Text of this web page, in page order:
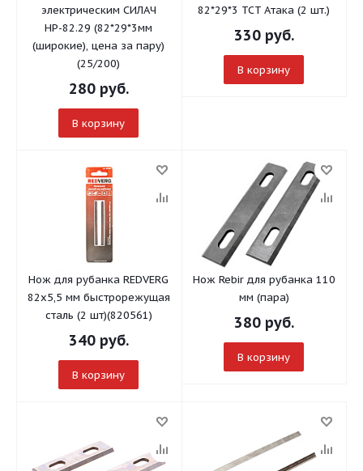
электрическим СИЛАЧ
НР-82.29 (82*29*3мм
(широкие), цена за пару)
(25/200)
280руб.
В корзину
82*29*3 TCT Атака (2 шт.)
330руб.
В корзину
Нож для рубанка REDVERG
82х5,5 мм быстрорежущая
сталь (2 шт)(820561)
340руб.
В корзину
Нож Rebir для рубанка 110
мм (пара)
380руб.
В корзину